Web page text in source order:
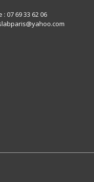
07 69 33 62 06